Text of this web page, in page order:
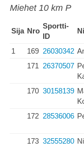
Miehet 10 km P
Sija Nro
Sportti-
ID
1 169 26030342
171 26370507
170 30158139
172 28536006
173 32555280